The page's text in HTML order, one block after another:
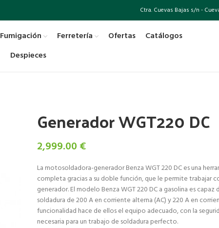
Ctra. Cuevas Bajas s/n -
Fumigación Ferretería Ofertas
Catálogos
Despieces
Generador WGT220 DC
2,999.00 €
La motosoldadora-generador Benza WGT 220 DC es una
completa gracias a su doble función, que le permite trabajar
generador. El modelo Benza WGT 220 DC a gasolina es
soldadura de 200 A en corriente alterna (AC) y 220 A en
funcionalidad hace de ellos el equipo adecuado, con la
necesaria para un trabajo de soldadura perfecto.